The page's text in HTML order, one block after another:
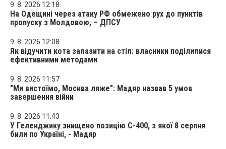
9. 8. 2026 12:18
На Одещині через атаку РФ обмежено рух до пунктів
пропуску з Молдовою, – ДПСУ
9. 8. 2026 12:08
Як відучити кота залазити на стіл: власники поділилися
ефективними методами
9. 8. 2026 11:57
"Ми вистоїмо, Москва ляже": Мадяр назвав 5 умов
завершення війни
9. 8. 2026 11:43
У Геленджику знищено позицію С-400, з якої 8 серпня
били по Україні, - Мадяр